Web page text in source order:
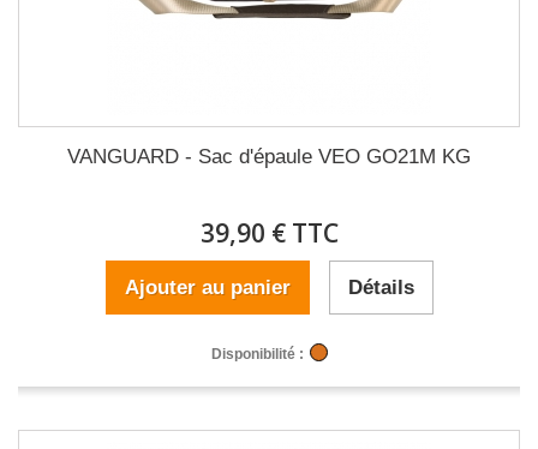
VANGUARD - Sac d'épaule VEO GO21M KG
39,90 € TTC
Ajouter au panier Détails
Disponibilité :